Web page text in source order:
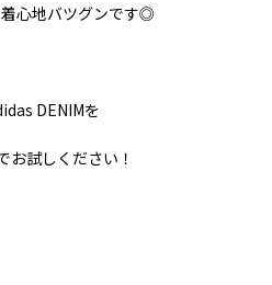
心地バツグンです◎
DENIMを
お試しください！